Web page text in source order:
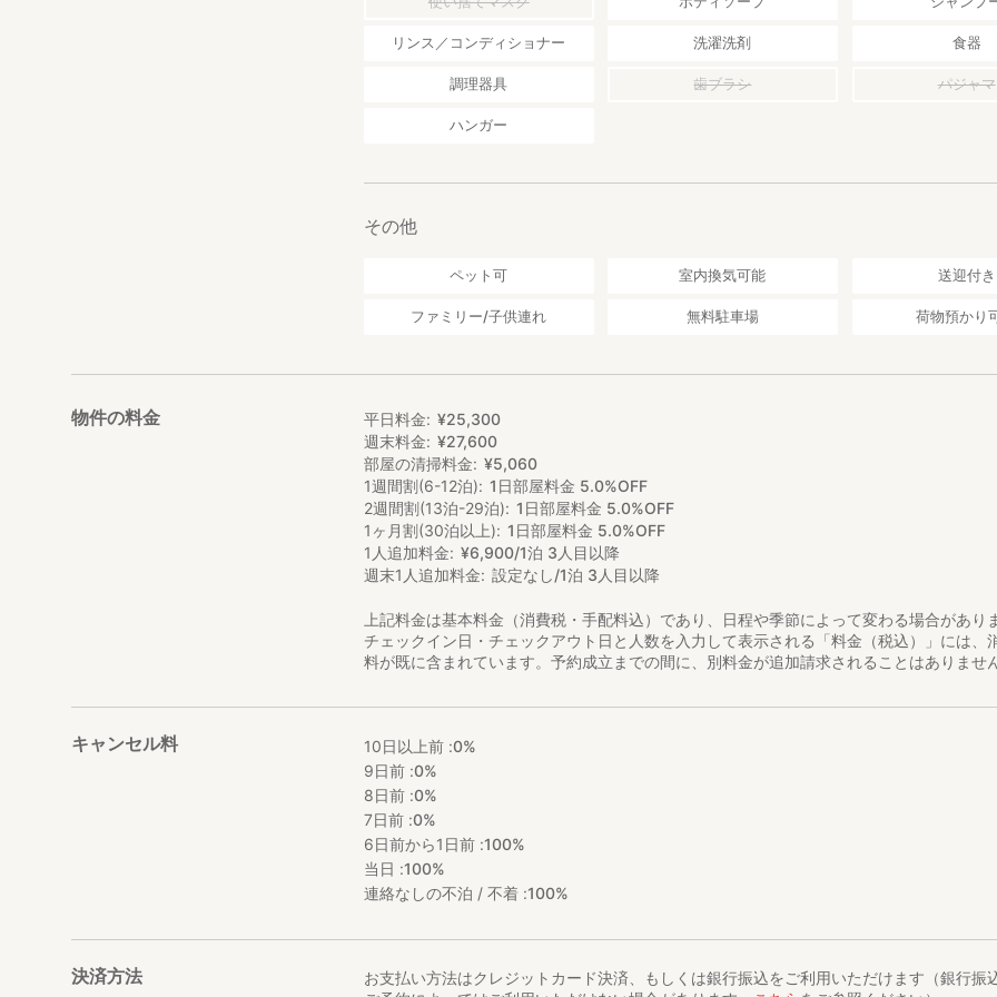
リンス／コンディショナー 洗濯洗剤 食器
調理器具 歯ブラシ パジャマ
ハンガー
その他
ペット可 室内換気可能 送迎付き
ファミリー/子供連れ 無料駐車場 荷物預かり
物件の料金 平日料金 ¥25,300
週末料金
¥27,600
部屋の清掃料金
¥5,060
1週間割(6-12泊)
1日部屋料金 5.0%OFF
2週間割(13泊-29泊)
1日部屋料金 5.0%OFF
1ヶ月割(30泊以上)
1日部屋料金 5.0%OFF
1人追加料金
¥6,900/1泊 3人目以降
週末1人追加料金
設定なし/1泊 3人目以降
上記料金は基本料金（消費税・手配料込）であり、日程や季節によって変わる場合があり
チェックイン日・チェックアウト日と人数を入力して表示される「料金（税込）」には、
料が既に含まれています。予約成立までの間に、別料金が追加請求されることはありませ
キャンセル料 10日以上前 :0%
9日前 :0%
8日前 :0%
7日前 :0%
6日前から1日前 :100%
当日 :100%
連絡なしの不泊 / 不着 :100%
決済方法
お支払い方法はクレジットカード決済、もしくは銀行振込をご利用いただけます（銀行振